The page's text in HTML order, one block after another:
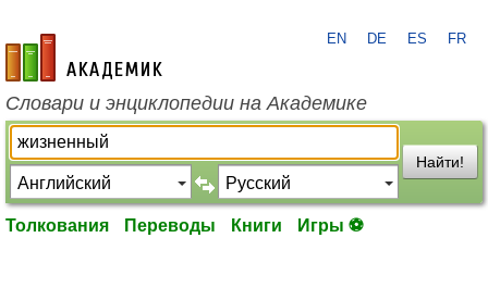
academic.ru
EN DE ES FR
Словари и энциклопедии на Академике
Найти!
Толкования Переводы Книги Игры ⚽